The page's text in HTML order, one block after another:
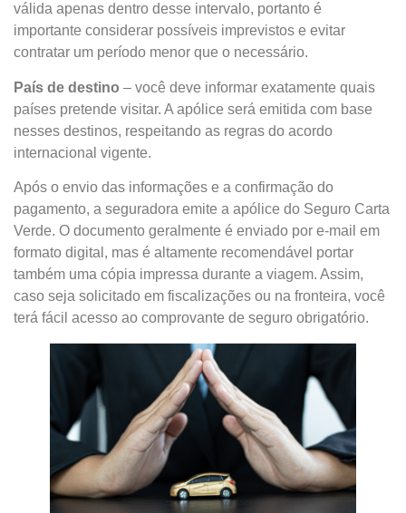
válida apenas dentro desse intervalo, portanto é
importante considerar possíveis imprevistos e evitar
contratar um período menor que o necessário.
País de destino – você deve informar exatamente quais
países pretende visitar. A apólice será emitida com base
nesses destinos, respeitando as regras do acordo
internacional vigente.
Após o envio das informações e a confirmação do
pagamento, a seguradora emite a apólice do Seguro Carta
Verde. O documento geralmente é enviado por e-mail em
formato digital, mas é altamente recomendável portar
também uma cópia impressa durante a viagem. Assim,
caso seja solicitado em fiscalizações ou na fronteira, você
terá fácil acesso ao comprovante de seguro obrigatório.